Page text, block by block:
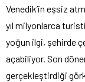
Venedik’in eşsiz
yıl milyonlarca
yoğun ilgi, şehirde
açabiliyor. Son
gerçekleştirdiği